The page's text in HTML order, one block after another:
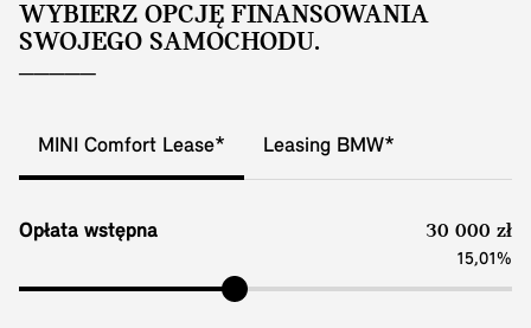
WYBIERZ OPCJĘ FINANSOWANIA
SWOJEGO SAMOCHODU.
MINI Comfort Lease* Leasing BMW*
Opłata wstępna 30 000 zł
15,01%